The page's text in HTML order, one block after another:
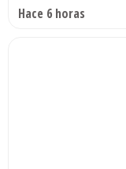
Hace 6 horas